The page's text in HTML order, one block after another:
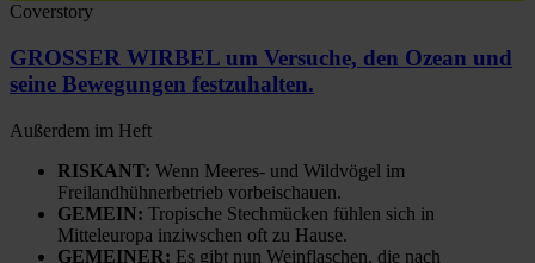
Coverstory
GROSSER WIRBEL um Versuche, den Ozean und
seine Bewegungen festzuhalten.
Außerdem im Heft
RISKANT: Wenn Meeres- und Wildvögel im
Freilandhühnerbetrieb vorbeischauen.
GEMEIN: Tropische Stechmücken fühlen sich in
Mitteleuropa inziwschen oft zu Hause.
GEMEINER: Es gibt nun Weinflaschen, die nach